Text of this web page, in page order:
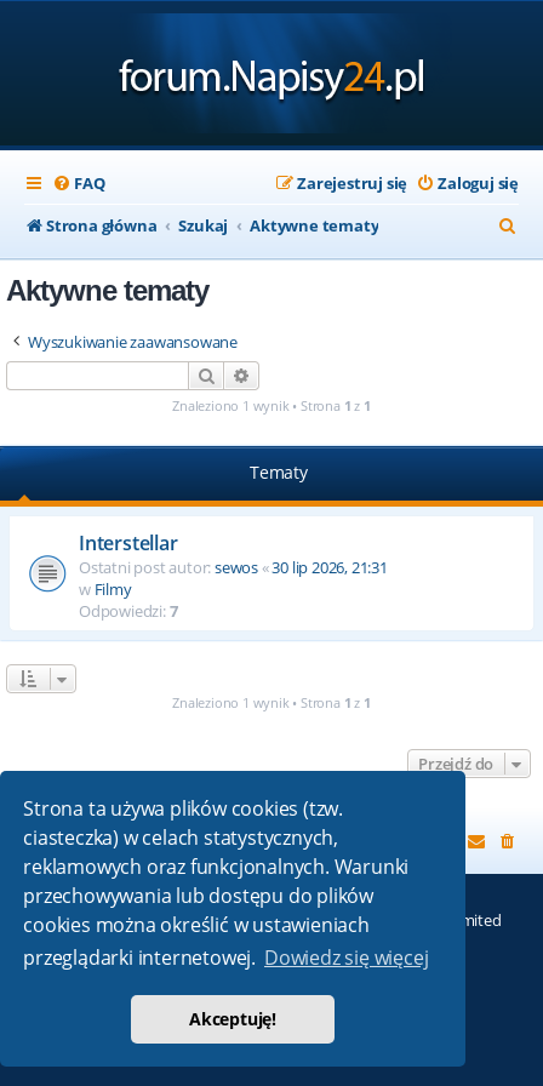
Strona ta używa plików cookies (tzw.
ciasteczka) w celach statystycznych,
reklamowych oraz funkcjonalnych. Warunki
przechowywania lub dostępu do plików
cookies można określić w ustawieniach
przeglądarki internetowej. Dowiedz się więcej
Akceptuję!
FAQ Zaloguj się
Zarejestruj się
Strona główna
Szukaj Aktywne tematy
z
Aktywne tematy
Wyszukiwanie zaawansowane
Szukaj
Znaleziono 1 wynik • Strona 1 z 1
Tematy
Interstellar
Ostatni post autor:sewos«30 lip 2026, 21:31
w Filmy
Odpowiedzi:7
Znaleziono 1 wynik • Strona 1 z 1
Przejdź do
Strona główna
Technologię dostarczaphpBB® Forum Software © phpBB Limited
Absolution style by
Premium phpBB Styles
Polski pakiet językowy dostarcza
Zasady ochrony danych osobowych